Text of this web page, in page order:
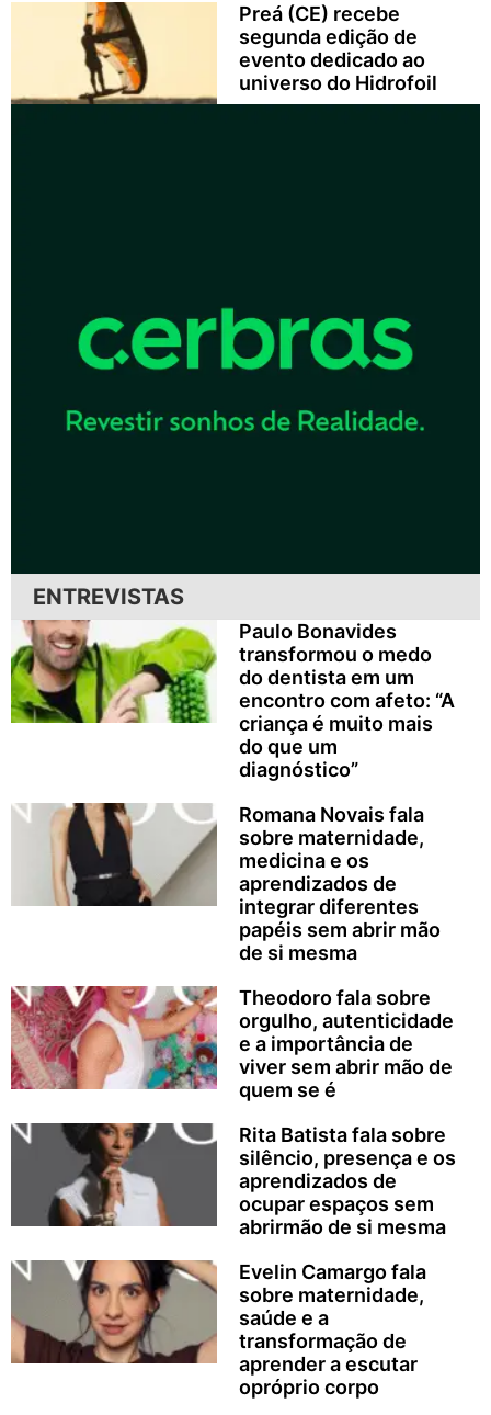
Preá (CE) recebe
segunda edição de
evento dedicado ao
universo do Hidrofoil
ENTREVISTAS
Paulo Bonavides
transformou o medo
do dentista em um
encontro com afeto: “A
criança é muito mais
do que um
diagnóstico”
Romana Novais fala
sobre maternidade,
medicina e os
aprendizados de
integrar diferentes
papéis sem abrir mão
de si mesma
Theodoro fala sobre
orgulho, autenticidade
e a importância de
viver sem abrir mão de
quem se é
Rita Batista fala sobre
silêncio, presença e os
aprendizados de
ocupar espaços sem
abrirmão de si mesma
Evelin Camargo fala
sobre maternidade,
saúde e a
transformação de
aprender a escutar
opróprio corpo